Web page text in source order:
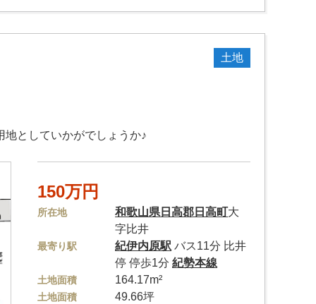
土地
としていかがでしょうか♪
150万円
所在地 和歌山県 日高郡日高町大
字比井
最寄り駅 紀伊内原駅 バス11分 比井
停 停歩1分紀勢本線
土地面積 164.17m²
土地面積
49.66坪